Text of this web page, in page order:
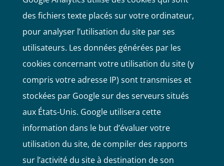
des fichiers texte placés sur votre ordinateur,
pour analyser l’utilisation du site par ses
utilisateurs. Les données générées par les
cookies concernant votre utilisation du site (y
compris votre adresse IP) sont transmises et
stockées par Google sur des serveurs situés
aux États-Unis. Google utilisera cette
information dans le but d’évaluer votre
utilisation du site, de compiler des rapports
sur l’activité du site à destination de son